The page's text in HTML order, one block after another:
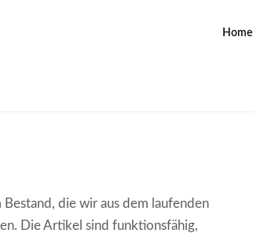
Home
Bestand, die wir aus dem laufenden
Die Artikel sind funktionsfähig,